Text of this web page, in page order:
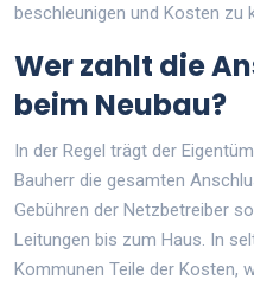
beschleunigen und Kosten zu
Wer zahlt die
beim Neubau?
In der Regel trägt der
Bauherr die gesamten
Gebühren der Netzbetreiber
Leitungen bis zum Haus. In
Kommunen Teile der Kosten,